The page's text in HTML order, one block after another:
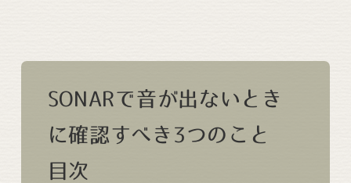
SONARで音が出ないとき
に確認すべき3つのこと
目次